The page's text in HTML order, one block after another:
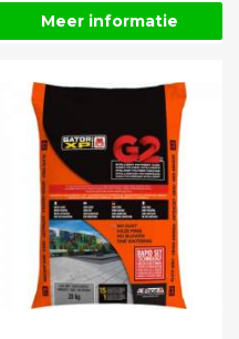
Meer informatie